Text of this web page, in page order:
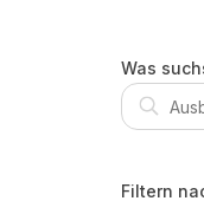
Was
Filtern